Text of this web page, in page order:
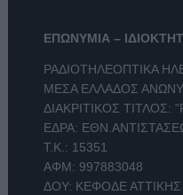
ΕΠΩΝΥΜΙΑ –
ΡΑΔΙΟΤΗΛΕΟΠΤΙΚΑ
ΜΕΣΑ ΕΛΛΑΔΟΣ
ΔΙΑΚΡΙΤΙΚΟΣ ΤΙΤΛΟΣ:
ΕΔΡΑ:
Τ.Κ.: 15351
ΑΦΜ: 997883048
ΔΟΥ: ΚΕΦΟΔΕ ΑΤΤΙΚΗΣ